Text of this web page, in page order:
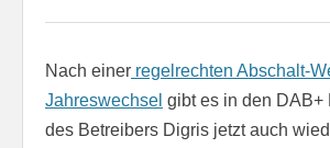
Nach einer regelrechten Abschalt-
Jahreswechsel gibt es in den DAB+
des Betreibers Digris jetzt auch